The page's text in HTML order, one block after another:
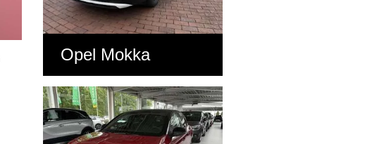
Opel Mokka